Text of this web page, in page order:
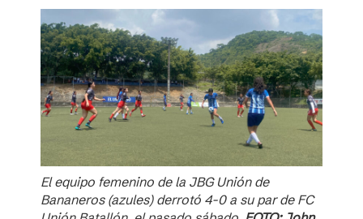
El equipo femenino de la JBG Unión de
Bananeros (azules) derrotó 4-0 a su par de FC